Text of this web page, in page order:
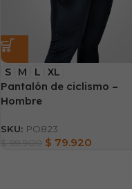
S M L XL
Pantalón de ciclismo –
Hombre
SKU: PO823
$ 79.920